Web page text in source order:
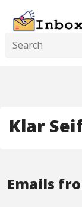
Klar
Emails